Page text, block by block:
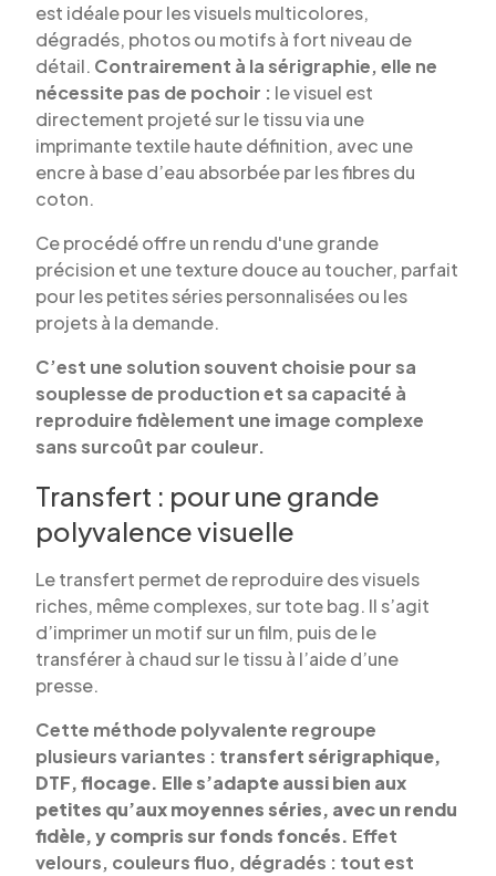
est idéale pour les visuels multicolores,
dégradés, photos ou motifs à fort niveau de
détail. Contrairement à la sérigraphie, elle ne
nécessite pas de pochoir : le visuel est
directement projeté sur le tissu via une
imprimante textile haute définition, avec une
encre à base d’eau absorbée par les fibres du
coton.
Ce procédé offre un rendu d'une grande
précision et une texture douce au toucher, parfait
pour les petites séries personnalisées ou les
projets à la demande.
C’est une solution souvent choisie pour sa
souplesse de production et sa capacité à
reproduire fidèlement une image complexe
sans surcoût par couleur.
Transfert : pour une grande
polyvalence visuelle
Le transfert permet de reproduire des visuels
riches, même complexes, sur tote bag. Il s’agit
d’imprimer un motif sur un film, puis de le
transférer à chaud sur le tissu à l’aide d’une
presse.
Cette méthode polyvalente regroupe
plusieurs variantes : transfert sérigraphique,
DTF, flocage. Elle s’adapte aussi bien aux
petites qu’aux moyennes séries, avec un rendu
fidèle, y compris sur fonds foncés. Effet
velours, couleurs fluo, dégradés : tout est